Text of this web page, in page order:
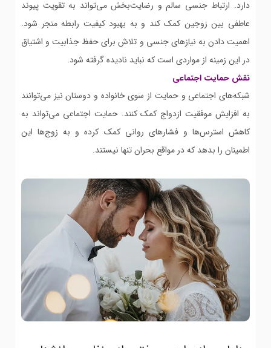
دارد. ارتباط جنسی سالم و رضایت‌بخش می‌تواند به تقویت پیوند
عاطفی بین زوجین کمک کند و به بهبود کیفیت رابطه منجر شود.
اهمیت دادن به نیازهای جنسی و تلاش برای حفظ جذابیت و اشتیاق
در این زمینه از مواردی است که نباید نادیده گرفته شود.
نقش حمایت اجتماعی
شبکه‌های اجتماعی و حمایت از سوی خانواده و دوستان نیز می‌توانند
به افزایش موفقیت ازدواج کمک کنند. حمایت اجتماعی می‌تواند به
کاهش استرس‌ها و فشارهای روانی کمک کرده و به زوج‌ها این
اطمینان را بدهد که در مواقع بحران تنها نیستند.